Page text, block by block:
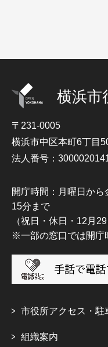
横浜市
〒231-0005
横浜市中区本町6丁目
法人番号：
開庁時間：月曜日か
15分まで
（祝日・休日・12月
※一部の窓口では開庁
市役所アクセス・駐
組織案内